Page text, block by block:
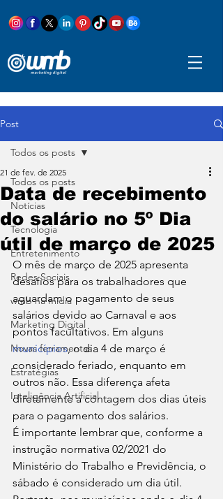
Post
Todos os posts
Notícias
Tecnologia
Entretenimento
Redes Sociais
wmb na mídia
Marketing Digital
Novas ferramentas
Estratégias
Inteligência Artificial
Todos os posts
Data de recebimento
do salário no 5º Dia
útil de março de 2025
21 de fev. de 2025
O mês de março de 2025 apresenta
desafios para os trabalhadores que
aguardam o pagamento de seus
salários devido ao Carnaval e aos
pontos facultativos. Em alguns
municípios, o dia 4 de março é
considerado feriado, enquanto em
outros não. Essa diferença afeta
diretamente a contagem dos dias úteis
para o pagamento dos salários.
É importante lembrar que, conforme a
instrução normativa 02/2021 do
Ministério do Trabalho e Previdência, o
sábado é considerado um dia útil.